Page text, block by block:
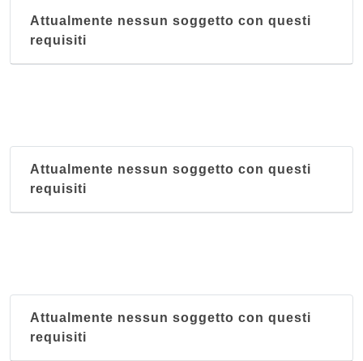
Attualmente nessun soggetto con questi
requisiti
Attualmente nessun soggetto con questi
requisiti
Attualmente nessun soggetto con questi
requisiti